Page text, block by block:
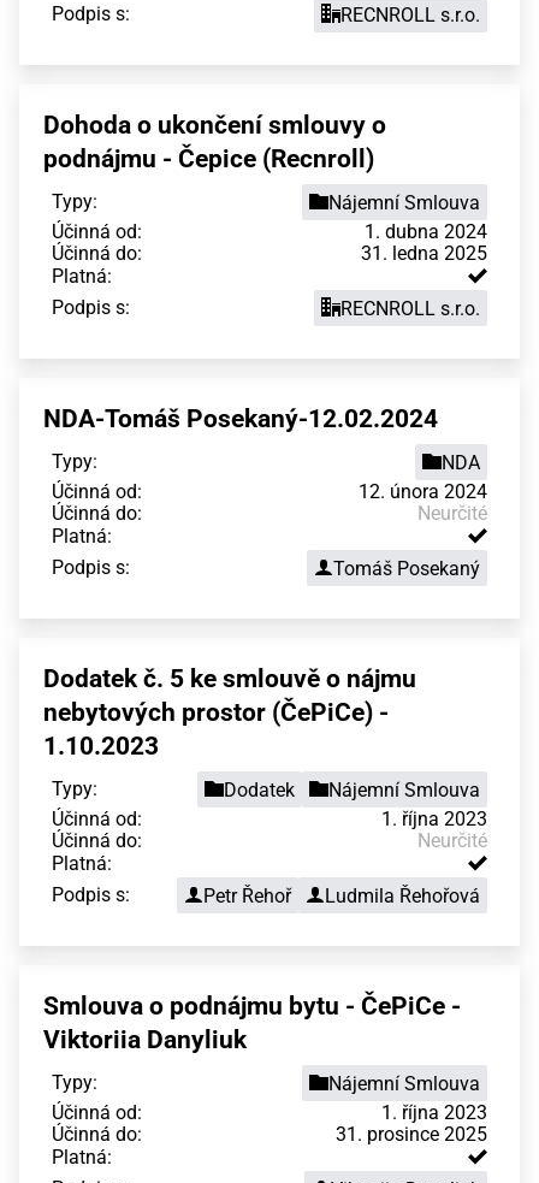
Podpis s:
RECNROLL s.r.o.
Dohoda o ukončení smlouvy o
podnájmu - Čepice (Recnroll)
Typy:
Nájemní Smlouva
Účinná od:
1. dubna 2024
Účinná do:
31. ledna 2025
Platná:
Podpis s:
RECNROLL s.r.o.
NDA-Tomáš Posekaný-12.02.2024
Typy:
NDA
Účinná od:
12. února 2024
Účinná do:
Neurčité
Platná:
Podpis s:
Tomáš Posekaný
Dodatek č. 5 ke smlouvě o nájmu
nebytových prostor (ČePiCe) -
1.10.2023
Typy: Dodatek
Nájemní Smlouva
Účinná od:
1. října 2023
Účinná do:
Neurčité
Platná:
Podpis s:
Petr Řehoř Ludmila Řehořová
Smlouva o podnájmu bytu - ČePiCe -
Viktoriia Danyliuk
Typy:
Nájemní Smlouva
Účinná od:
1. října 2023
Účinná do:
31. prosince 2025
Platná: